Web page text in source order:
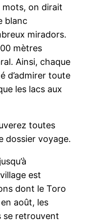
mots, on dirait
blanc
miradors.
mètres
Ainsi, chaque
d’admirer toute
les lacs aux
toutes
dossier voyage.
est
dont le Toro
août, les
se retrouvent